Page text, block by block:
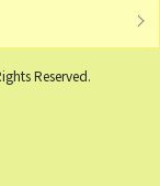
Reserved.